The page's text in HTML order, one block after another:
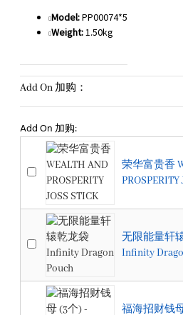
Model:PP00074*5
Weight:1.50kg
Add On 加购：
Add On 加购:
荣华富贵香
PROSPERITY
无限能量轩
Infinity
福海招财钱